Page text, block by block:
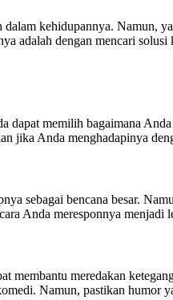
kehidupannya. Namun,
adalah dengan mencari
memilih bagaimana
jika Anda menghadapinya
sebagai bencana besar.
Anda meresponnya menjadi
meredakan
Namun, pastikan